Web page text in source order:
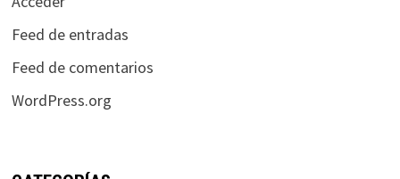
Feed de entradas
Feed de comentarios
WordPress.org